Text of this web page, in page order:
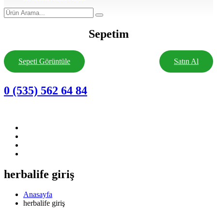
Sepetim
Sepeti Görüntüle Satın Al
0 (535) 562 64 84
herbalife giriş
Anasayfa
herbalife giriş